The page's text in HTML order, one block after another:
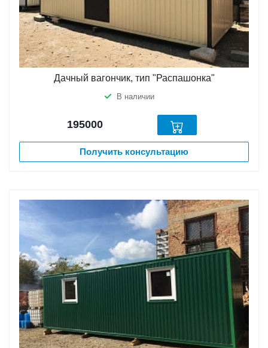
Дачный вагончик, тип "Распашонка"
В наличии
195000
Получить консультацию